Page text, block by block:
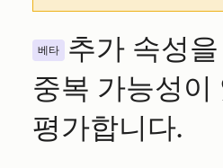
베타
추가 속성
중복 가능성이
평가합니다.